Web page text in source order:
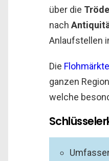
über die
nach
Anlaufstellen
Die
ganzen
welche